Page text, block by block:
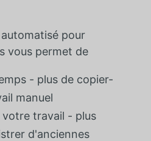
pour
vous permet de
- plus de copier-
manuel
votre travail - plus
d'anciennes